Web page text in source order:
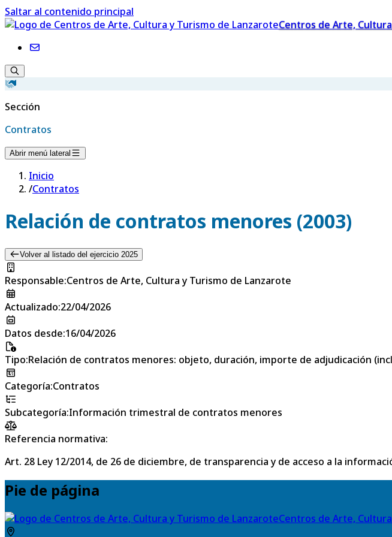
Saltar al contenido principal
Centros de Arte,
Sección
Contratos
Abrir menú lateral
Inicio
/Contratos
Relación de contratos menores (2003)
Volver al listado del ejercicio 2025
Responsable:Centros de Arte, Cultura y Turismo de Lanzarote
Actualizado:22/04/2026
Datos desde:16/04/2026
Tipo:Relación de contratos menores: objeto, duración, importe de adjudicación
Categoría:Contratos
Subcategoría:Información trimestral de contratos menores
Referencia normativa:
Art. 28 Ley 12/2014, de 26 de diciembre, de transparencia y de acceso a la
Pie de página
Centros de Arte,